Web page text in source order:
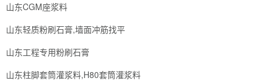
山东CGM座浆料
山东轻质粉刷石膏,墙面冲筋找平
山东工程专用粉刷石膏
山东柱脚套筒灌浆料,H80套筒灌浆料